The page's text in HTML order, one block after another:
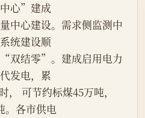
心”建成
中心建设。需求侧监测中
统建设顺
双结零”。建成启用电力
发电，累
， 可节约标煤45万吨，
。各市供电